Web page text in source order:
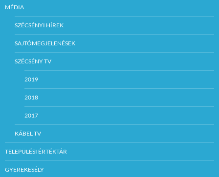
MÉDIA
SZÉCSÉNYI HÍREK
SAJTÓMEGJELENÉSEK
SZÉCSÉNY TV
2019
2018
2017
KÁBEL TV
TELEPÜLÉSI ÉRTÉKTÁR
GYEREKESÉLY